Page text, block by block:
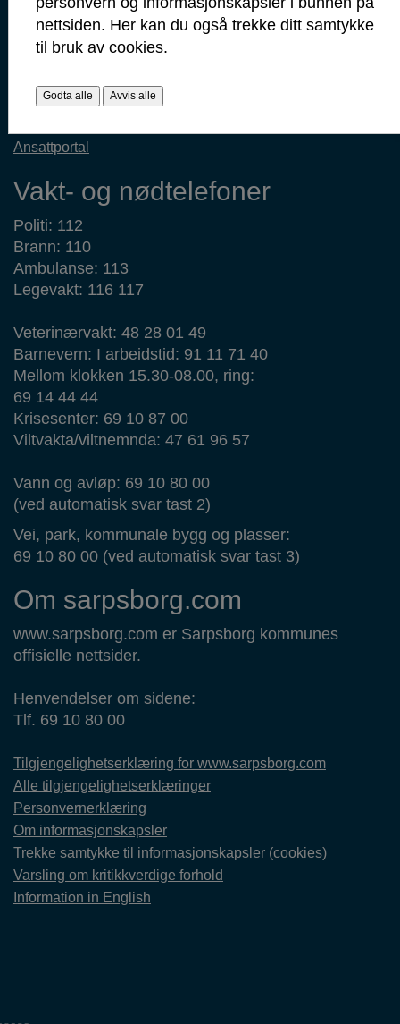
Besøk: Glengsgata 38, 1706 Sarpsborg
Faktura: Postboks 505, 1703 Sarpsborg
Kommunenummer: 3105
Ansattportal
Vakt- og nødtelefoner
Politi: 112
Brann: 110
Ambulanse: 113
Legevakt: 116 117
Veterinærvakt: 48 28 01 49
Barnevern: I arbeidstid: 91 11 71 40
Mellom klokken 15.30-08.00, ring:
69 14 44 44
Krisesenter: 69 10 87 00
Viltvakta/viltnemnda: 47 61 96 57
Vann og avløp: 69 10 80 00
(ved automatisk svar tast 2)
Vei, park, kommunale bygg og plasser:
69 10 80 00 (ved automatisk svar tast 3)
Om sarpsborg.com
www.sarpsborg.com er Sarpsborg kommunes
offisielle nettsider.
Henvendelser om sidene:
Tlf. 69 10 80 00
Tilgjengelighetserklæring for www.sarpsborg.com
Alle tilgjengelighetserklæringer
Personvernerklæring
Om informasjonskapsler
Trekke samtykke til informasjonskapsler (cookies)
Varsling om kritikkverdige forhold
Information in English
nettsiden. Her kan du også trekke ditt samtykke
til bruk av cookies.
Godta alle Avvis alle